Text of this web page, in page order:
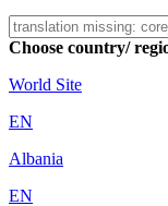
Choose country/
World Site
EN
Albania
EN